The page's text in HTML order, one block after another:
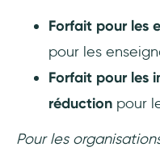
Forfait pour les
pour les
Forfait pour les
réduction pour
Pour les